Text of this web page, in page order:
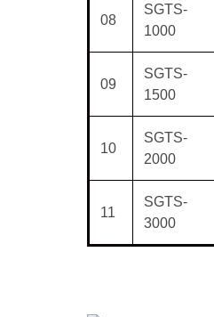
08
SGTS-
1000
09
SGTS-
1500
10
SGTS-
2000
11
SGTS-
3000